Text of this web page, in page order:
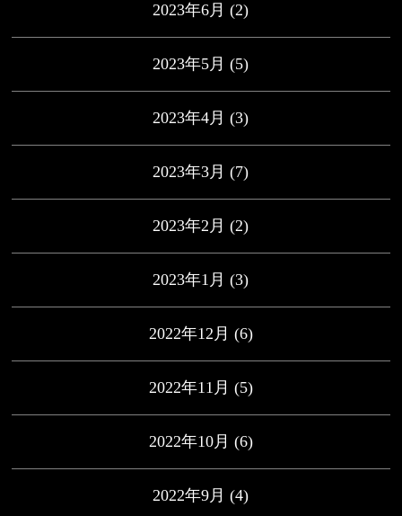
2023年6月 (2)
2023年5月 (5)
2023年4月 (3)
2023年3月 (7)
2023年2月 (2)
2023年1月 (3)
2022年12月 (6)
2022年11月 (5)
2022年10月 (6)
2022年9月 (4)